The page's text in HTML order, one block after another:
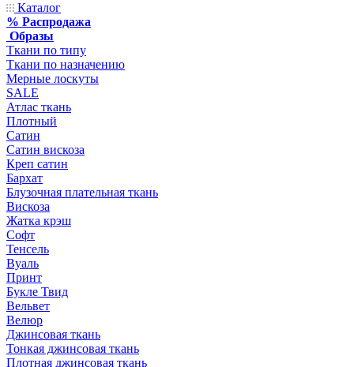
Каталог
% Распродажа
Образы
Ткани по типу
Ткани по назначению
Мерные лоскуты
SALE
Атлас ткань
Плотный
Сатин
Сатин вискоза
Креп сатин
Бархат
Блузочная плательная ткань
Вискоза
Жатка крэш
Софт
Тенсель
Вуаль
Принт
Букле Твид
Вельвет
Велюр
Джинсовая ткань
Тонкая джинсовая ткань
Плотная джинсовая ткань